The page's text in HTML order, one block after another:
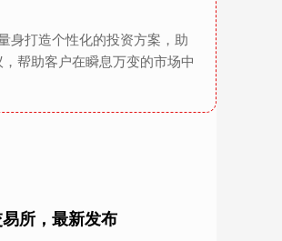
身打造个性化的投资方案，助
帮助客户在瞬息万变的市场中
所，最新发布